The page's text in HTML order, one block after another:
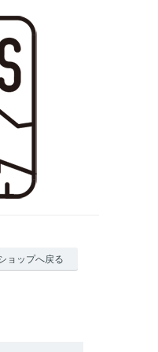
ョップへ戻る